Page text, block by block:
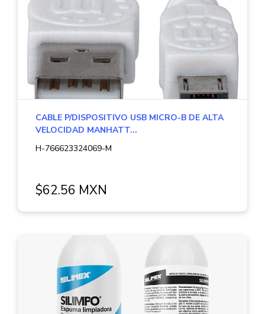
CABLE P/DISPOSITIVO USB MICRO-B DE ALTA
VELOCIDAD MANHATT...
H-766623324069-M
$62.56 MXN